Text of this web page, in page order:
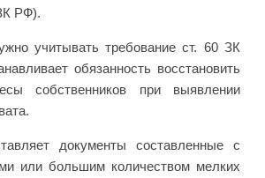
РФ).
учитывать требование ст. 60 ЗК
обязанность восстановить
собственников при выявлении
документы составленные с
или большим количеством мелких